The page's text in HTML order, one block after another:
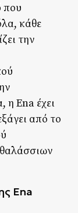
που
κάθε
την
η Ena έχει
από το
Ena